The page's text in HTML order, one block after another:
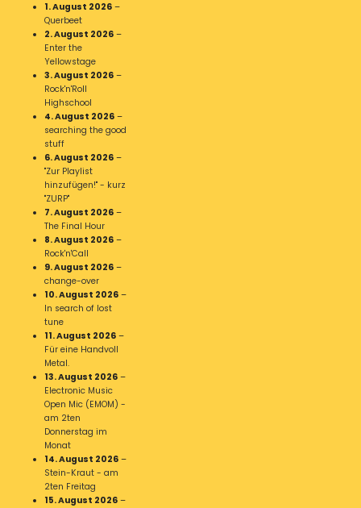
1. August 2026 –
Querbeet
2. August 2026 –
Enter the
Yellowstage
3. August 2026 –
Rock'n'Roll
Highschool
4. August 2026 –
searching the good
stuff
6. August 2026 –
"Zur Playlist
hinzufügen!" - kurz
"ZURP"
7. August 2026 –
The Final Hour
8. August 2026 –
Rock'n'Call
9. August 2026 –
change-over
10. August 2026 –
In search of lost
tune
11. August 2026 –
Für eine Handvoll
Metal.
13. August 2026 –
Electronic Music
Open Mic (EMOM) -
am 2ten
Donnerstag im
Monat
14. August 2026 –
Stein-Kraut - am
2ten Freitag
15. August 2026 –